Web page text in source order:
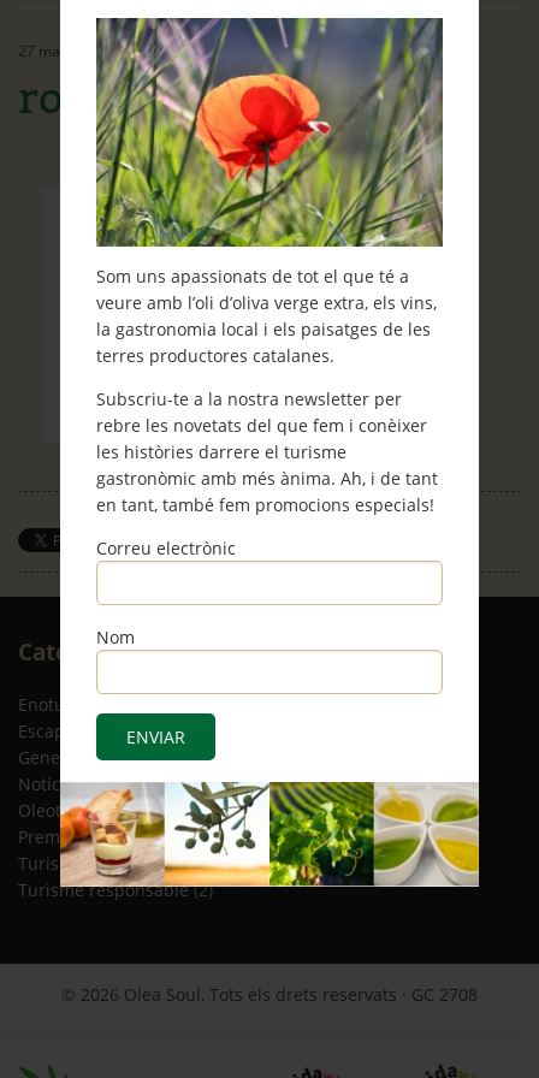
Som uns apassionats de tot el que té a
veure amb l’oli d’oliva verge extra, els vins,
la gastronomia local i els paisatges de les
terres productores catalanes.
Subscriu-te a la nostra newsletter per
rebre les novetats del que fem i conèixer
les històries darrere el turisme
gastronòmic amb més ànima. Ah, i de tant
en tant, també fem promocions especials!
Correu electrònic
Nom
Contacte
Què et ve de gust fer?
27 març, 2015
rossella 01
Save
Categories
Enoturisme
Escapades
(12)
General
(8)
Notícies(4)
Oleoturisme(13)
Premsa(2)
Turisme gastronòmic(15)
Turisme responsable(2)
Arxiu
RSS
© 2026 Olea Soul, Tots els drets reservats · GC 2708